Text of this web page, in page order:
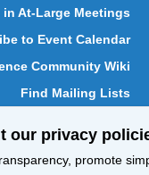
in At-Large Meetings
to Event Calendar
Community Wiki
Find Mailing Lists
At-Large Members
our privacy
promote